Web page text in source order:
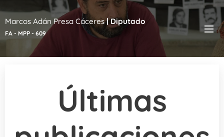
Marcos Adán Presa Cáceres|Diputado
FA - MPP - 609
Últimas